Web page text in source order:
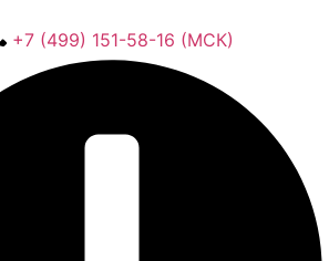
+7 (499) 151-58-16 (МСК)